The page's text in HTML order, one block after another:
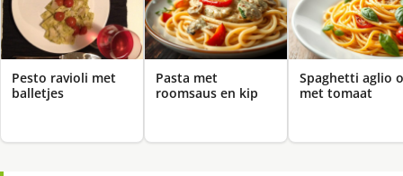
Pesto ravioli met
balletjes
Pasta met
roomsaus en kip
Spaghetti aglio
met tomaat